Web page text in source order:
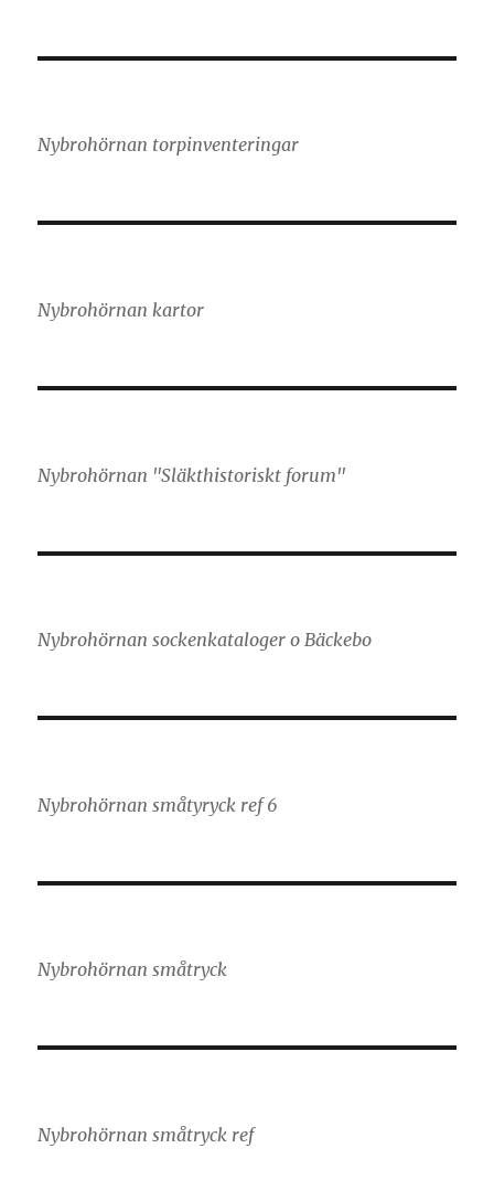
Nybrohörnan torpinventeringar
Nybrohörnan kartor
Nybrohörnan "Släkthistoriskt forum"
Nybrohörnan sockenkataloger o Bäckebo
Nybrohörnan småtyryck ref 6
Nybrohörnan småtryck
Nybrohörnan småtryck ref